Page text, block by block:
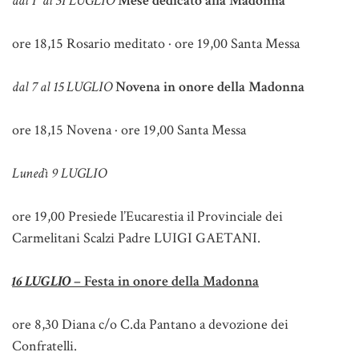
ore 18,15 Rosario meditato · ore 19,00 Santa Messa
dal 7 al 15 LUGLIONovena in onore della Madonna
ore 18,15 Novena · ore 19,00 Santa Messa
Lunedì 9 LUGLIO
ore 19,00 Presiede l’Eucarestia il Provinciale dei
Carmelitani Scalzi Padre LUIGI GAETANI.
16 LUGLIO– Festa in onore della Madonna
ore 8,30 Diana c/o C.da Pantano a devozione dei
Confratelli.